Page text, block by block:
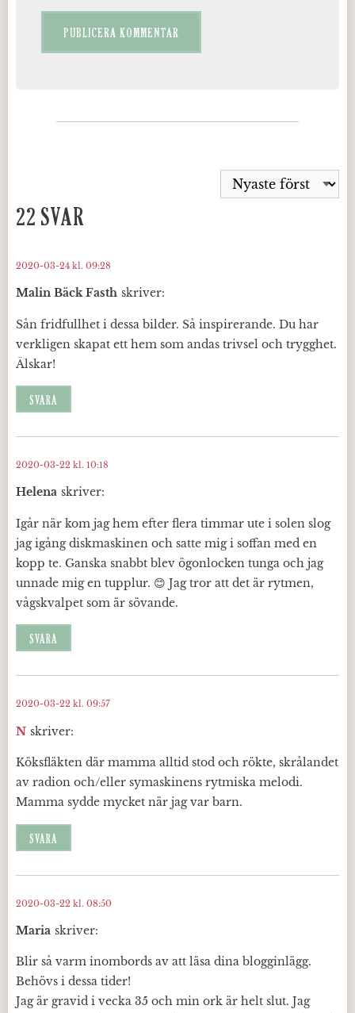
22 SVAR
Malin Bäck Fasth skriver:
2020-03-24 kl. 09:28
Sån fridfullhet i dessa bilder. Så inspirerande. Du har
verkligen skapat ett hem som andas trivsel och trygghet.
Älskar!
SVARA
Helena skriver:
2020-03-22 kl. 10:18
Igår när kom jag hem efter flera timmar ute i solen slog
jag igång diskmaskinen och satte mig i soffan med en
kopp te. Ganska snabbt blev ögonlocken tunga och jag
unnade mig en tupplur. 😊 Jag tror att det är rytmen,
vågskvalpet som är sövande.
SVARA
N skriver:
2020-03-22 kl. 09:57
Köksfläkten där mamma alltid stod och rökte, skrålandet
av radion och/eller symaskinens rytmiska melodi.
Mamma sydde mycket när jag var barn.
SVARA
Maria skriver:
2020-03-22 kl. 08:50
Blir så varm inombords av att läsa dina blogginlägg.
Behövs i dessa tider!
Jag är gravid i vecka 35 och min ork är helt slut. Jag